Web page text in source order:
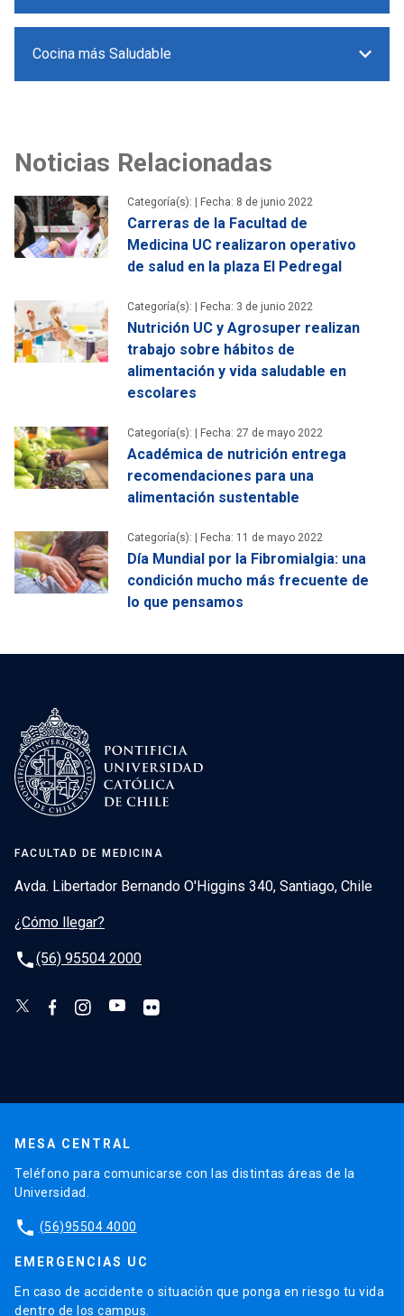
Cocina más Saludable
Noticias Relacionadas
Categoría(s): | Fecha: 8 de junio 2022
Carreras de la Facultad de
Medicina UC realizaron operativo
de salud en la plaza El Pedregal
Categoría(s): | Fecha: 3 de junio 2022
Nutrición UC y Agrosuper realizan
trabajo sobre hábitos de
alimentación y vida saludable en
escolares
Categoría(s): | Fecha: 27 de mayo 2022
Académica de nutrición entrega
recomendaciones para una
alimentación sustentable
Categoría(s): | Fecha: 11 de mayo 2022
Día Mundial por la Fibromialgia: una
condición mucho más frecuente de
lo que pensamos
FACULTAD DE MEDICINA
Avda. Libertador Bernando O'Higgins 340, Santiago, Chile
¿Cómo llegar?
phone(56) 95504 2000
MESA CENTRAL
Teléfono para comunicarse con las distintas áreas de la
Universidad.
phone (56)95504 4000
EMERGENCIAS UC
En caso de accidente o situación que ponga en riesgo tu vida
dentro de los campus.